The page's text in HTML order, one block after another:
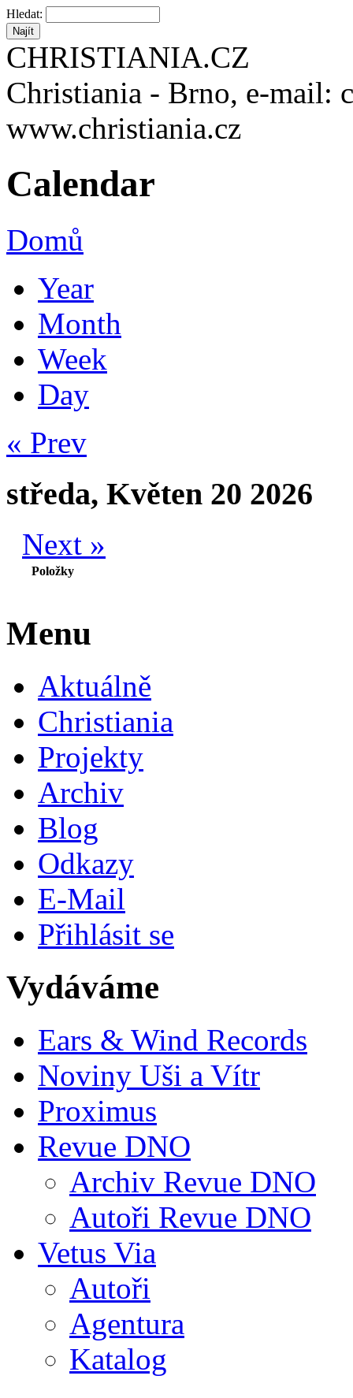
Hledat:
CHRISTIANIA.CZ
Christiania - Brno, e-mail:
www.christiania.cz
Calendar
Domů
Year
Month
Week
Day
« Prev
středa, Květen 20 2026
Next »
Položky
Menu
Aktuálně
Christiania
Projekty
Archiv
Blog
Odkazy
E-Mail
Přihlásit se
Vydáváme
Ears & Wind Records
Noviny Uši a Vítr
Proximus
Revue DNO
Archiv Revue DNO
Autoři Revue DNO
Vetus Via
Autoři
Agentura
Katalog